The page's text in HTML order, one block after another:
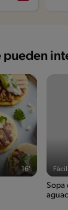
pueden
16' Fácil
Sopa